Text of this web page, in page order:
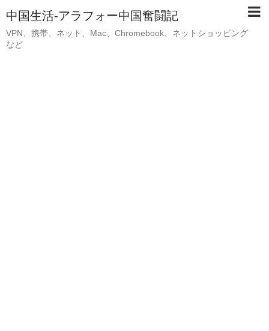
中国生活-アラフォー中国奮闘記
VPN、携帯、ネット、Mac、Chromebook、ネットショッピング
など